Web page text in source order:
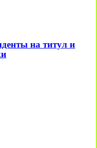
на титул и